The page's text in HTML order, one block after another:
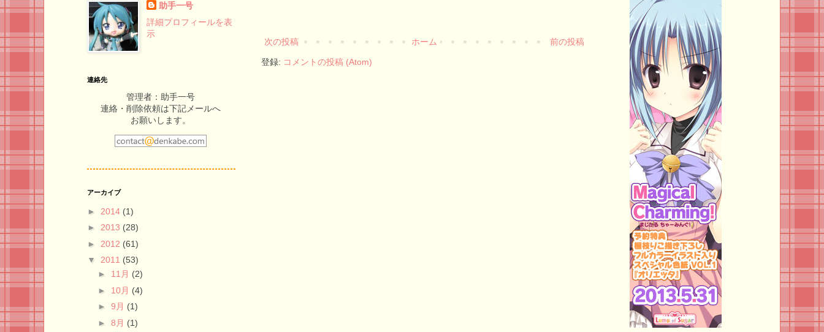
次の投稿 前の投稿
ホーム
登録: コメントの投稿 (Atom)
助手一号
詳細プロフィールを表
示
連絡先
管理者：助手一号
連絡・削除依頼は下記メールへ
お願いします。
アーカイブ
► 2014 (1)
► 2013 (28)
► 2012 (61)
▼ 2011 (53)
► 11月 (2)
► 10月 (4)
► 9月 (1)
► 8月 (1)